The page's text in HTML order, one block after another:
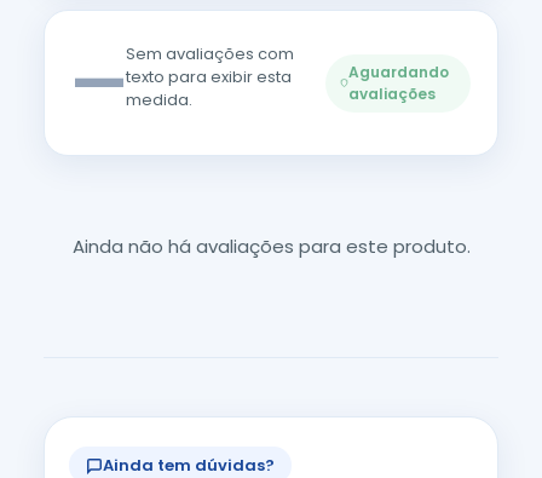
—Sem avaliações com
texto para exibir esta
medida.
Aguardando
avaliações
Ainda não há avaliações para este produto.
Ainda tem dúvidas?